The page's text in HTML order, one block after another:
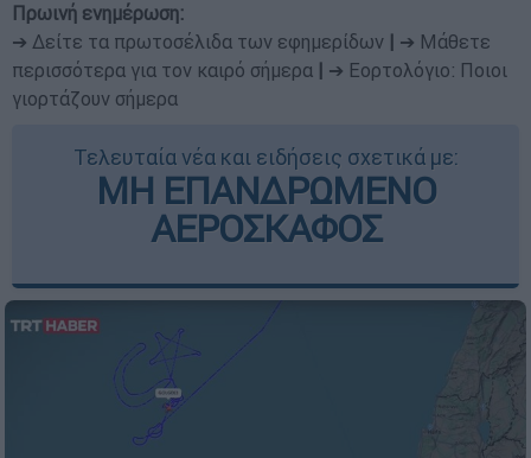
Πρωινή ενημέρωση:
➔ Δείτε τα πρωτοσέλιδα των εφημερίδων
➔ Μάθετε
περισσότερα για τον καιρό σήμερα
➔ Εορτολόγιο: Ποιοι
γιορτάζουν σήμερα
Τελευταία νέα και ειδήσεις σχετικά με:
ΜΗ ΕΠΑΝΔΡΩΜΕΝΟ
ΑΕΡΟΣΚΑΦΟΣ